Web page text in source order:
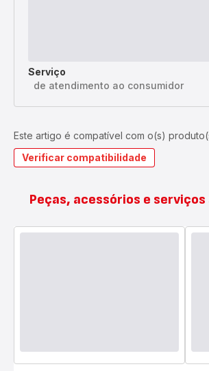
Serviço
de atendimento ao consumidor
Este artigo é compatível com o(s)
Verificar compatibilidade
Peças, acessórios e